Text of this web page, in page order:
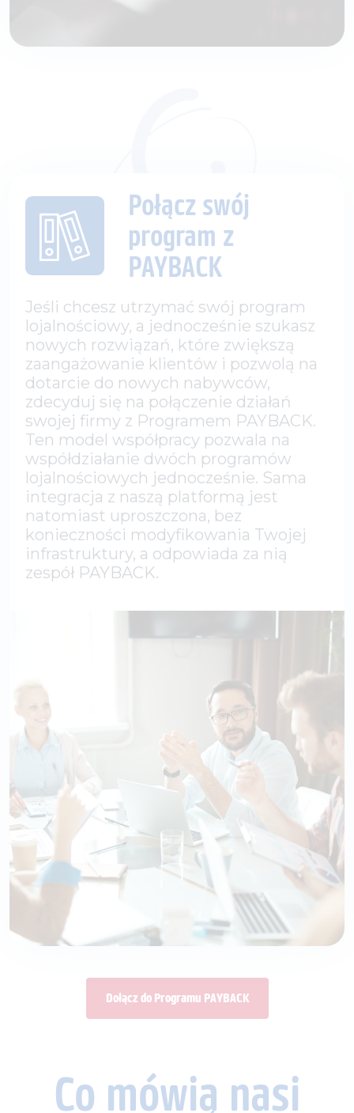
Połącz swój
program z
PAYBACK
Jeśli chcesz utrzymać swój program
lojalnościowy, a jednocześnie szukasz
nowych rozwiązań, które zwiększą
zaangażowanie klientów i pozwolą na
dotarcie do nowych nabywców,
zdecyduj się na połączenie działań
swojej firmy z Programem PAYBACK.
Ten model współpracy pozwala na
współdziałanie dwóch programów
lojalnościowych jednocześnie. Sama
integracja z naszą platformą jest
natomiast uproszczona, bez
konieczności modyfikowania Twojej
infrastruktury, a odpowiada za nią
zespół PAYBACK.
Dołącz do Programu PAYBACK
Co mówią nasi